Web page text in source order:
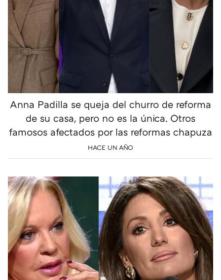
Anna Padilla se queja del churro de reforma
de su casa, pero no es la única. Otros
famosos afectados por las reformas chapuza
HACE UN AÑO